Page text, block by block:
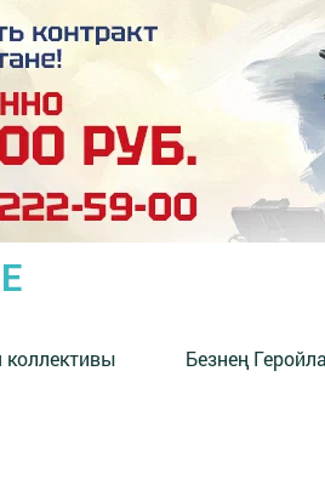
коллективы Безнең